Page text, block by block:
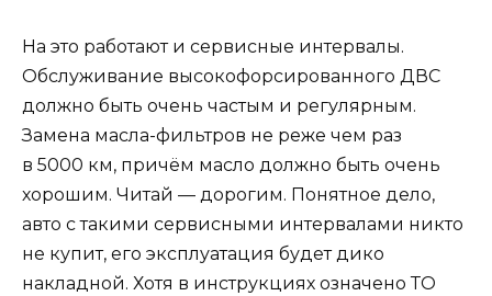
На это работают и сервисные интервалы.
Обслуживание высокофорсированного ДВС
должно быть очень частым и регулярным.
Замена масла-фильтров не реже чем раз
в 5000 км, причём масло должно быть очень
хорошим. Читай — дорогим. Понятное дело,
авто с такими сервисными интервалами никто
не купит, его эксплуатация будет дико
накладной. Хотя в инструкциях означено ТО